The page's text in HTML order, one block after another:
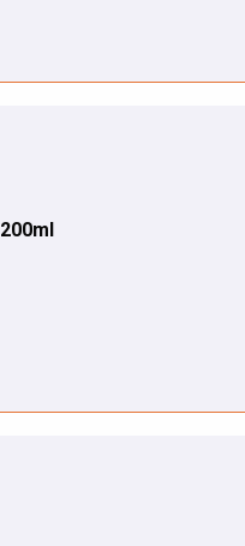
200ml